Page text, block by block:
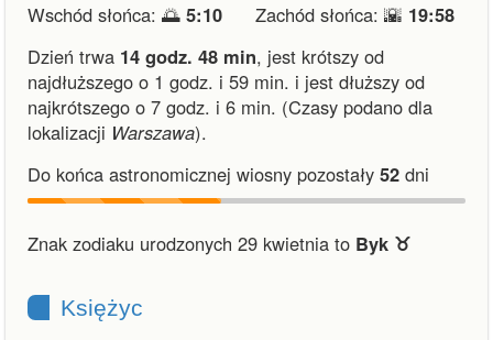
Wschód słońca: 🌅 5:10 Zachód słońca: 🌇 19:58
Dzień trwa 14 godz. 48 min, jest krótszy od
najdłuższego o 1 godz. i 59 min. i jest dłuższy od
najkrótszego o 7 godz. i 6 min. (Czasy podano dla
lokalizacji Warszawa).
Do końca astronomicznej wiosny pozostały 52 dni
Znak zodiaku urodzonych 29 kwietnia to Byk ♉︎
Księżyc